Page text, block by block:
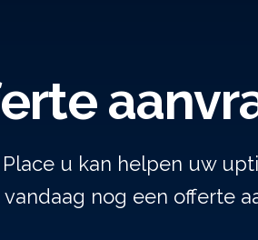
u kan helpen uw
vandaag nog een offerte